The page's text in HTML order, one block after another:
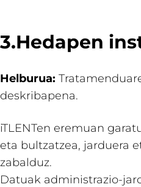
3.Hedapen
Helburua:
deskribapena.
iTLENTen eremuan
eta bultzatzea, jarduera
zabalduz.
Datuak administrazio-